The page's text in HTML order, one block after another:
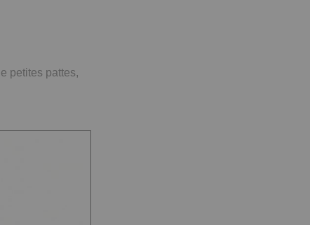
petites pattes,